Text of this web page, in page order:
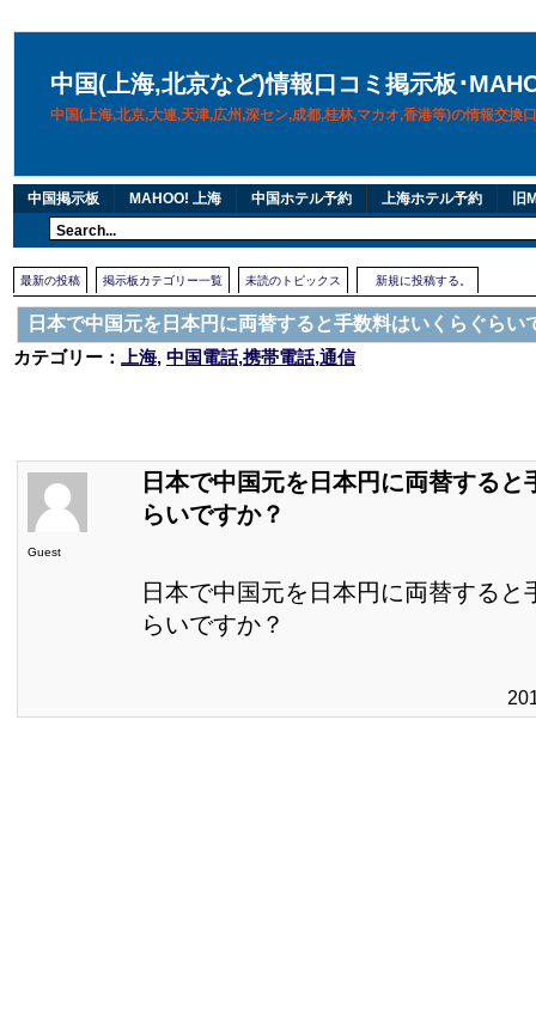
中国(上海,北京など)情報口コミ掲示板･
中国(上海,北京,大連,天津,広州,深セン,成都,桂林,マカオ,香港等)の情報交換
中国掲示板 MAHOO! 上海 中国ホテル予約 上海ホテル予約 旧
最新の投稿 掲示板カテゴリー一覧 未読のトピックス 新規に投稿する。
日本で中国元を日本円に両替すると手数料はいくらぐらい
カテゴリー：
上海, 中国電話,携帯電話,通信
Guest
日本で中国元を日本円に両替すると
らいですか？
日本で中国元を日本円に両替すると
らいですか？